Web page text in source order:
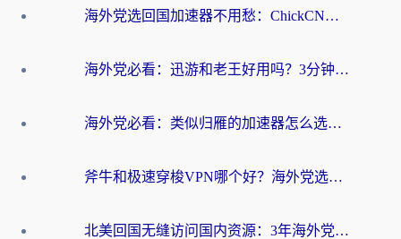
海外党选回国加速器不用愁：ChickCN和洞见哪个好？一篇搞定所有疑问
海外党必看：迅游和老王好用吗？3分钟选对加速国内网络的加速器
海外党必看：类似归雁的加速器怎么选？一篇搞定无缝访问国内资源
斧牛和极速穿梭VPN哪个好？海外党选回国加速器必看的真实对比与避坑指南
北美回国无缝访问国内资源：3年海外党亲测的加速器选择指南